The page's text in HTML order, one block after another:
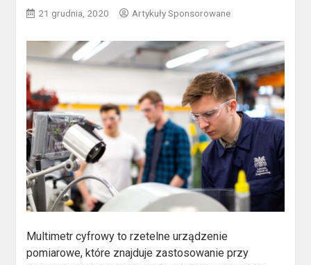
21 grudnia, 2020 Artykuły Sponsorowane
Multimetr cyfrowy to rzetelne urządzenie
pomiarowe, które znajduje zastosowanie przy